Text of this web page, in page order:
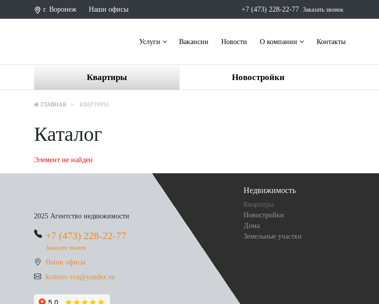
г. Воронеж Наши офисы +7 (473) 228-22-77 Заказать звонок
Услуги Вакансии Новости О компании Контакты
Квартиры Новостройки
ГЛАВНАЯ КВАРТИРЫ
Каталог
Элемент не найден
2025 Агентство недвижимости
+7 (473) 228-22-77
Заказать звонок
Наши офисы
krainov-vrn@yandex.ru
Недвижимость
Квартиры
Новостройки
Дома
Земельные участки